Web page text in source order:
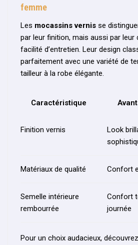
femme
Les mocassins vernis se
par leur finition, mais aussi par leur
facilité d’entretien. Leur design
parfaitement avec une variété de
tailleur à la robe élégante.
Caractéristique
Finition vernis
Look
Matériaux de qualité Confort
Semelle intérieure
rembourrée
Confort
journée
Pour un choix audacieux,